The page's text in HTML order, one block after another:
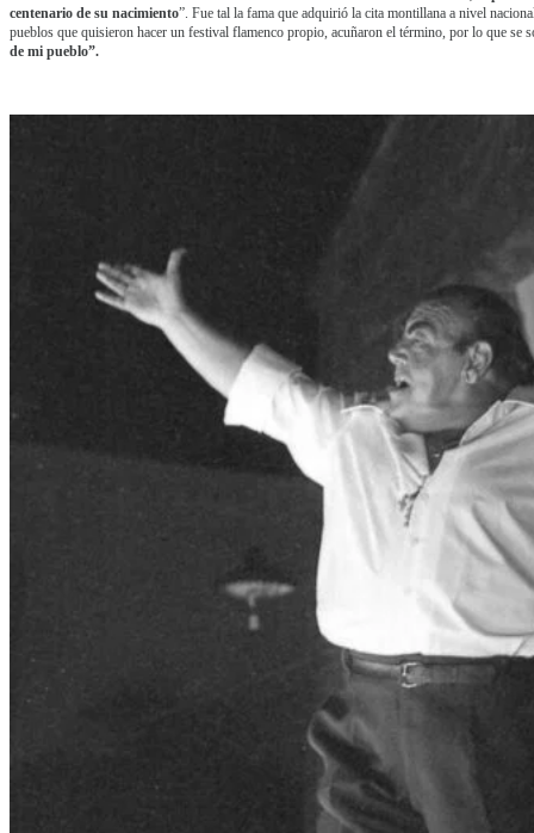
centenario de su nacimiento”. Fue tal la fama que adquirió la cita montillana a nivel
pueblos que quisieron hacer un festival flamenco propio, acuñaron el término, por lo que se
de mi pueblo”.